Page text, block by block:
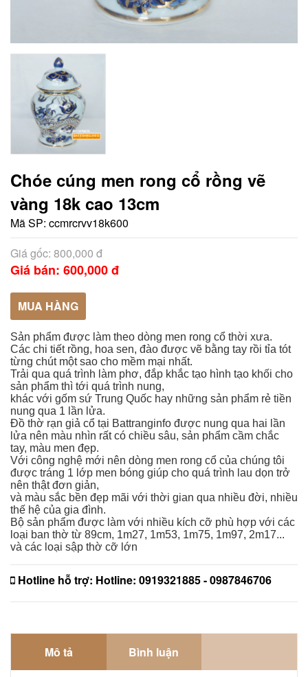
Chóe cúng men rong cổ rồng vẽ
vàng 18k cao 13cm
Mã SP: ccmrcrvv18k600
Giá gốc: 800,000 đ
Giá bán: 600,000 đ
MUA HÀNG
Sản phẩm được làm theo dòng men rong cổ thời xưa.
Các chi tiết rồng, hoa sen, đào được vẽ bằng tay rồi tỉa tót
từng chút một sao cho mềm mại nhất.
Trải qua quá trình làm phơ, đắp khắc tạo hình tạo khối cho
sản phẩm thì tới quá trình nung,
khác với gốm sứ Trung Quốc hay những sản phẩm rẻ tiền
nung qua 1 lần lửa.
Đồ thờ rạn giả cổ tại Battranginfo được nung qua hai lần
lửa nên màu nhìn rất có chiều sâu, sản phẩm cầm chắc
tay, màu men đẹp.
Với công nghệ mới nên dòng men rong cổ của chúng tôi
được tráng 1 lớp men bóng giúp cho quá trình lau dọn trở
nên thật đơn giản,
và màu sắc bền đẹp mãi với thời gian qua nhiều đời, nhiều
thế hệ của gia đình.
Bộ sản phẩm được làm với nhiều kích cỡ phù hợp với các
loại ban thờ từ 89cm, 1m27, 1m53, 1m75, 1m97, 2m17...
và các loại sập thờ cỡ lớn
Hotline hỗ trợ: Hotline: 0919321885 - 0987846706
Mô tả Bình luận